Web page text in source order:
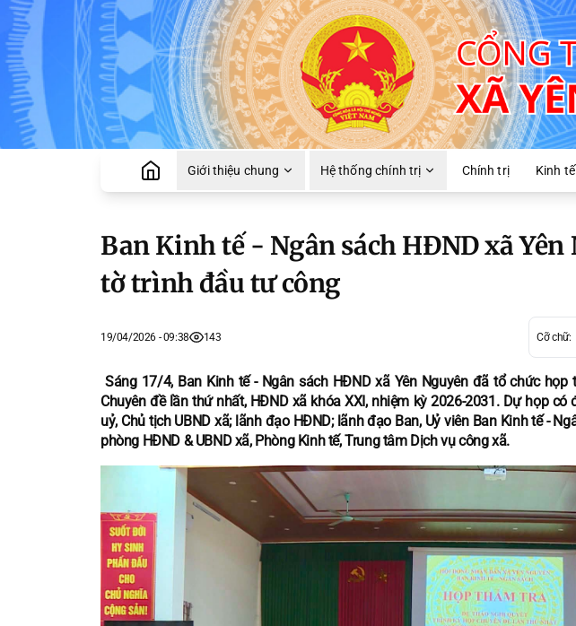
Giới thiệu chung Hệ thống chính trị Chính trị Kinh tế
Ban Kinh tế - Ngân sách HĐND xã
tờ trình đầu tư công
19/04/2026 - 09:38 143 Cỡ chữ:
Sáng 17/4, Ban Kinh tế - Ngân sách HĐND xã Yên Nguyên đã tổ chức
Chuyên đề lần thứ nhất, HĐND xã khóa XXI, nhiệm kỳ 2026-2031. Dự họp
uỷ, Chủ tịch UBND xã; lãnh đạo HĐND; lãnh đạo Ban, Uỷ viên Ban Kinh tế -
phòng HĐND & UBND xã, Phòng Kinh tế, Trung tâm Dịch vụ công xã.